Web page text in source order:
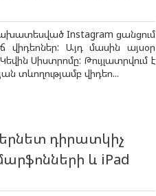
Instagram ցանցում
Այդ մասին այսօր
Սիստրոմը: Թույլատրվում է
տևողությամբ վիդեո...
դիրատկիչ
և iPad